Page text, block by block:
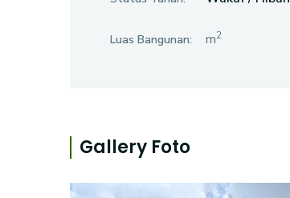
Luas Bangunan: m2
Gallery Foto